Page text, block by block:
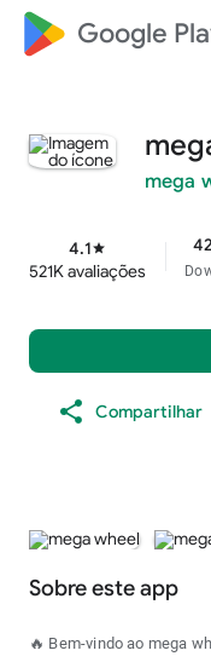
Google
mega
4.1star
521K avaliações
Compartilhar
Sobre este app
🔥 Bem-vindo ao mega